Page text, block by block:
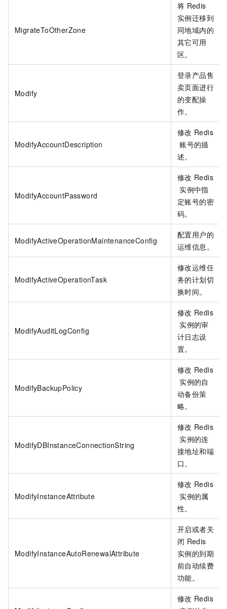
MigrateToOtherZone
将 Redis
实例迁移到
同地域内的
其它可用
区。
Modify
登录产品售
卖页面进行
的变配操
作。
ModifyAccountDescription
修改 Redis
账号的描
述。
ModifyAccountPassword
修改 Redis
实例中指
定账号的密
码。
ModifyActiveOperationMaintenanceConfig
配置用户的
运维信息。
ModifyActiveOperationTask
修改运维任
务的计划切
换时间。
ModifyAuditLogConfig
修改 Redis
实例的审
计日志设
置。
ModifyBackupPolicy
修改 Redis
实例的自
动备份策
略。
ModifyDBInstanceConnectionString
修改 Redis
实例的连
接地址和端
口。
ModifyInstanceAttribute
修改 Redis
实例的属
性。
ModifyInstanceAutoRenewalAttribute
开启或者关
闭 Redis
实例的到期
前自动续费
功能。
修改 Redis